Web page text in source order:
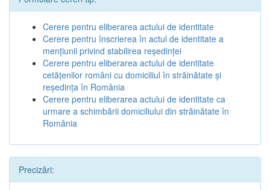
Cerere pentru eliberarea actului de identitate
Cerere pentru înscrierea în actul de identitate a
menţiunii privind stabilirea reşedinţei
Cerere pentru eliberarea actului de identitate
cetăţenilor români cu domiciliul în străinătate şi
reşedinţa în România
Cerere pentru eliberarea actului de identitate ca
urmare a schimbării domiciliului din străinătate în
România
Precizări: